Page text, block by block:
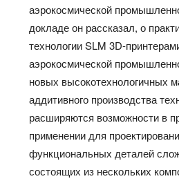
аэрокосмической
докладе он рассказал, о
технологии SLM 3D-
аэрокосмической
новых высокотехнологичных
аддитивного производства
расширяются возможности в
применении для
функциональных деталей
состоящих из нескольких